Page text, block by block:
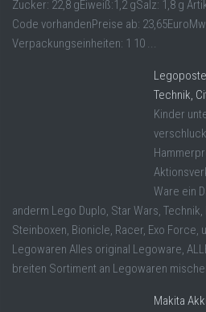
Zucker: 22,8 gEiweiß:1,2 gSalz: 1,8 g
Code vorhandenPreise ab:
Verpackungseinheiten: 1 10 ...
Technik,
Kinder
Ware ein
anderm Lego Duplo, Star Wars, Technik,
Steinboxen, Bionicle, Racer, Exo
Legowaren Alles original Legoware,
breiten Sortiment an Legowaren
Makita